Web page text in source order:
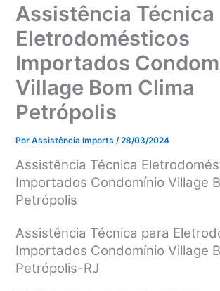
Assistência Técnica
Eletrodomésticos
Importados
Village Bom Clima
Petrópolis
PorAssistência Imports/28/03/2024
Assistência Técnica
Importados Condomínio Village
Petrópolis
Assistência Técnica para
Importados Condomínio Village
Petrópolis-RJ